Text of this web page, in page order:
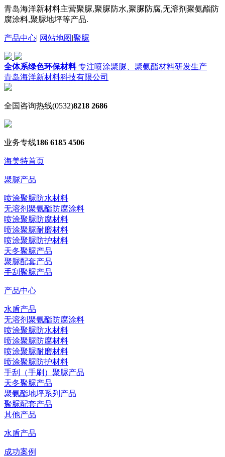
青岛海洋新材料主营聚脲,聚脲防水,聚脲防腐,无溶剂聚氨酯防
腐涂料,聚脲地坪等产品.
产品中心| 网站地图|聚脲
全体系绿色环保材料专注喷涂聚脲、聚氨酯材料研发生产
青岛海洋新材料科技有限公司
全国咨询热线(0532)8218 2686
业务专线186 6185 4506
海美特首页
聚脲产品
喷涂聚脲防水材料
无溶剂聚氨酯防腐涂料
喷涂聚脲防腐材料
喷涂聚脲耐磨材料
喷涂聚脲防护材料
天冬聚脲产品
聚脲配套产品
手刮聚脲产品
产品中心
水盾产品
无溶剂聚氨酯防腐涂料
喷涂聚脲防水材料
喷涂聚脲防腐材料
喷涂聚脲耐磨材料
喷涂聚脲防护材料
手刮（手刷）聚脲产品
天冬聚脲产品
聚氨酯地坪系列产品
聚脲配套产品
其他产品
水盾产品
成功案例